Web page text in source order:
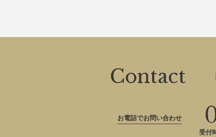
Contact
お電話でお問い合わせ
受付